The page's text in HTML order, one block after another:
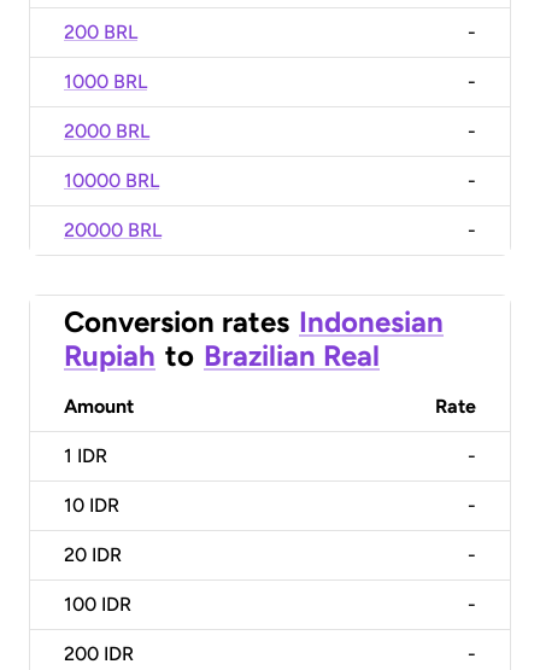
200 BRL -
1000 BRL -
2000 BRL -
10000 BRL -
20000 BRL -
Conversion rates Indonesian
Rupiah to Brazilian Real
Amount Rate
1 IDR -
10 IDR -
20 IDR -
100 IDR -
200 IDR -